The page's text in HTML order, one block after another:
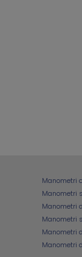
Manometri
Manometri
Manometri
Manometri
Manometri
Manometri